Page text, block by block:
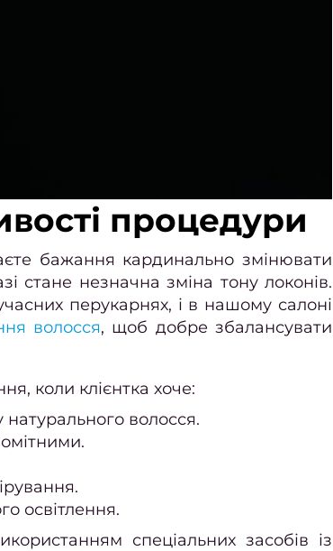
процедури
бажання кардинально змінювати
стане незначна зміна тону локонів.
перукарнях, і в нашому салоні
волосся, щоб добре збалансувати
коли клієнтка хоче:
натурального волосся.
освітлення.
спеціальних засобів із